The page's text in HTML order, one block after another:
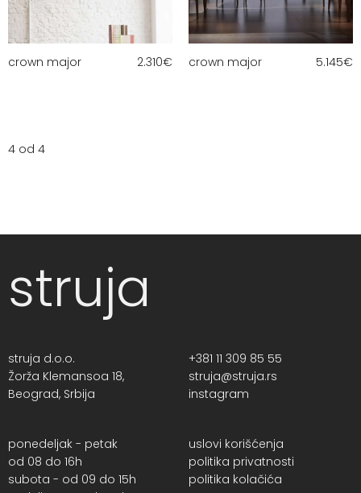
crown major 2.310€ crown major 5.145€
4 od 4
struja
struja d.o.o.
Žorža Klemansoa 18,
Beograd, Srbija
+381 11 309 85 55
struja@struja.rs
instagram
ponedeljak - petak
od 08 do 16h
subota - od 09 do 15h
uslovi korišćenja
politika privatnosti
politika kolačića